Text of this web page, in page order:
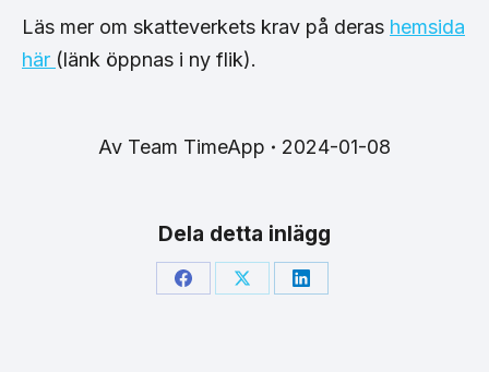
Läs mer om skatteverkets krav på deras hemsida
här (länk öppnas i ny flik).
Av Team TimeApp 2024-01-08
Dela detta inlägg
Share Share Share